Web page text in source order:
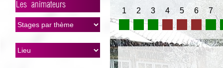
Les animateurs
>
1 2 3 4 5 6 7